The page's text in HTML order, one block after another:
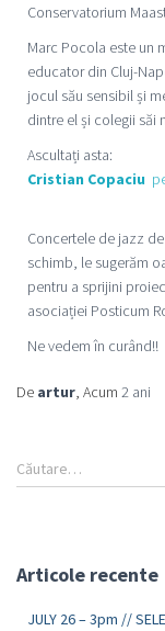
Conservatorium
Marc Pocola este un
educator din Cluj-
jocul său sensibil și
dintre el și colegii săi
Ascultați asta:
Cristian Copaciu
Concertele de jazz
schimb, le sugerăm
pentru a sprijini
asociației Posticum
Ne vedem în curând!!
De artur, Acum 2 ani
Căutare…
Articole recente
JULY 26 – 3pm //